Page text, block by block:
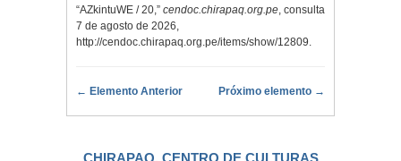
“AZkintuWE / 20,” cendoc.chirapaq.org.pe, consulta
7 de agosto de 2026,
http://cendoc.chirapaq.org.pe/items/show/12809.
← Elemento Anterior Próximo elemento →